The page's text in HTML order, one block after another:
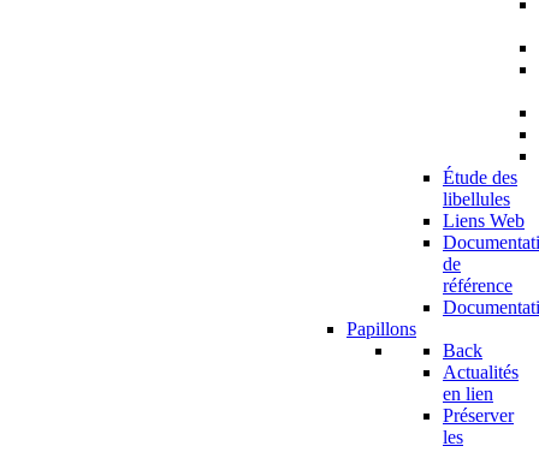
Étude des
libellules
Liens Web
de
référence
Papillons
Back
Actualités
en lien
Préserver
les